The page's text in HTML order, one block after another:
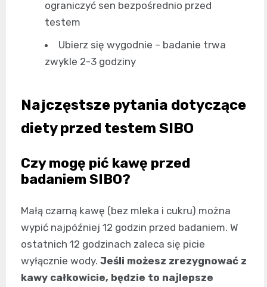
ograniczyć sen bezpośrednio przed
testem
Ubierz się wygodnie – badanie trwa
zwykle 2-3 godziny
Najczęstsze pytania dotyczące
diety przed testem SIBO
Czy mogę pić kawę przed
badaniem SIBO?
Małą czarną kawę (bez mleka i cukru) można
wypić najpóźniej 12 godzin przed badaniem. W
ostatnich 12 godzinach zaleca się picie
wyłącznie wody. Jeśli możesz zrezygnować z
kawy całkowicie, będzie to najlepsze